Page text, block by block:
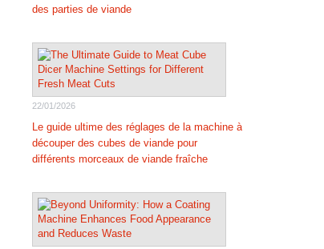
des parties de viande
22/01/2026
Le guide ultime des réglages de la machine à
découper des cubes de viande pour
différents morceaux de viande fraîche